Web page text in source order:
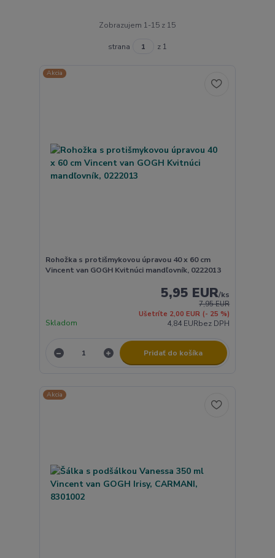
Zobrazujem 1-15 z 15
strana z 1
Akcia
Rohožka s protišmykovou úpravou 40 x 60 cm
Vincent van GOGH Kvitnúci mandľovník, 0222013
7,95 EUR
Ušetríte 2,00 EUR (- 25 %)
5,95 EUR/ks
4,84 EURbez DPH
Skladom
Pridať do košíka
Akcia